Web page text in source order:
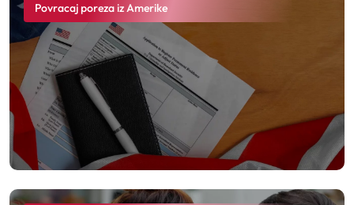
Povracaj poreza iz Amerike